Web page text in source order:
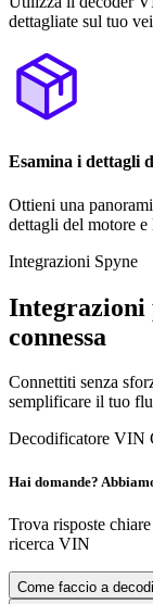
dettagliate sul tuo
Esamina i dettagli
Ottieni una
dettagli del motore
Integrazioni Spyne
Integrazioni
connessa
Connettiti senza
semplificare il tuo
Decodificatore VIN
Hai domande?
Trova risposte
ricerca VIN
Come faccio a